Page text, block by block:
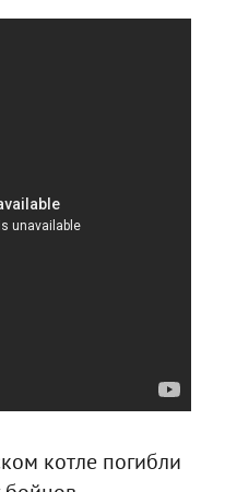
котле погибли